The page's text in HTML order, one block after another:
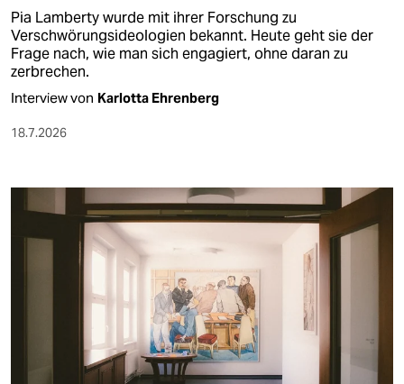
Pia Lamberty wurde mit ihrer Forschung zu
Verschwörungsideologien bekannt. Heute geht sie der
Frage nach, wie man sich engagiert, ohne daran zu
zerbrechen.
Interview von Karlotta Ehrenberg
18.7.2026